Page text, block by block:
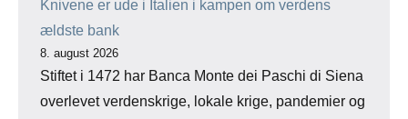
Knivene er ude i Italien i kampen om verdens
ældste bank
8. august 2026
Stiftet i 1472 har Banca Monte dei Paschi di Siena
overlevet verdenskrige, lokale krige, pandemier og